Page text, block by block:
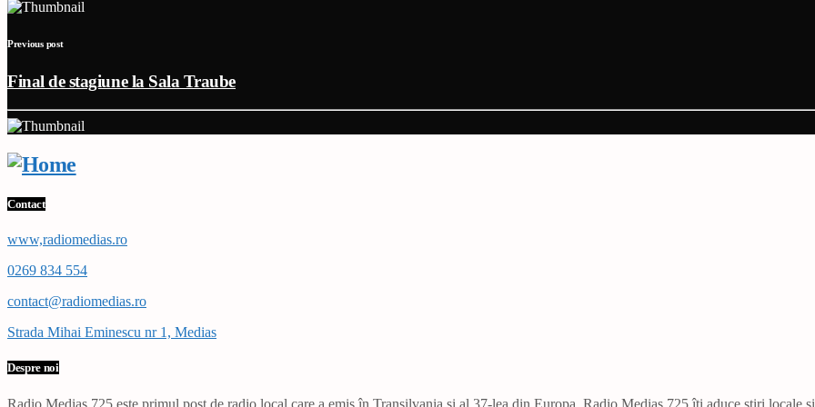
Previous post
Final de stagiune la Sala Traube
Contact
www,radiomedias.ro
0269 834 554
contact@radiomedias.ro
Strada Mihai Eminescu nr 1, Medias
Despre noi
Radio Mediaș 725 este primul post de radio local care a emis în Transilvania și al 37-lea din Europa. Radio Mediaș 725 îți aduce știri locale